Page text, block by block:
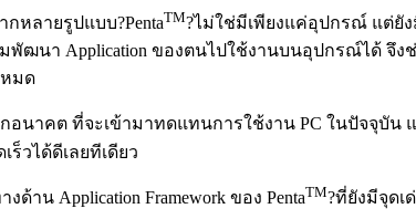
หลายรูปแบบ?PentaTM?ไม่ใช่มีเพียงแค่อุปกรณ์ แต่ยัง
ฒนา Application ของตนไปใช้งานบนอุปกรณ์ได้ จึง
มด
อนาคต ที่จะเข้ามาทดแทนการใช้งาน PC ในปัจจุบั
วได้ดีเลยทีเดียว
าน Application Framework ของ PentaTM?ที่ยังมีจุด